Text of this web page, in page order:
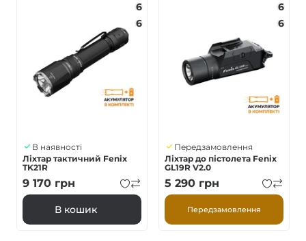
6
6
В наявності
Ліхтар тактичний Fenix
TK21R
9 170 грн
В кошик
6
6
Передзамовлення
Ліхтар до пістолета Fenix
GL19R V2.0
5 290 грн
Передзамовлення